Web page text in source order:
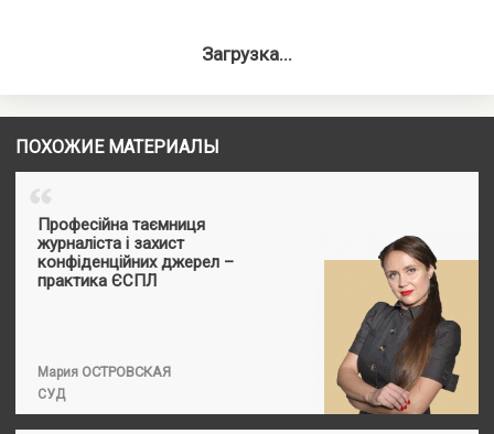
Загрузка...
ПОХОЖИЕ МАТЕРИАЛЫ
“
Професійна таємниця
журналіста і захист
конфіденційних джерел –
практика ЄСПЛ
Мария ОСТРОВСКАЯ
СУД